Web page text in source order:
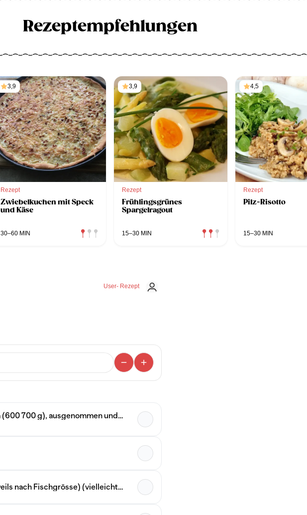
Rezeptempfehlungen
3,9
Rezept
Zwiebelkuchen mit Speck
und Käse
30–60 MIN
3,9
Rezept
Frühlingsgrünes
Spargelragout
15–30 MIN
4,5
Rezept
Pilz-Risotto
15–30 MIN
User- Rezept